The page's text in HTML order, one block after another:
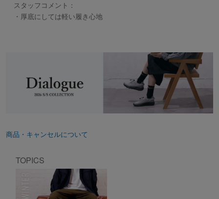
スタッフコメント：
・厚底にしては軽い履き心地
商品・キャンセルについて
TOPICS